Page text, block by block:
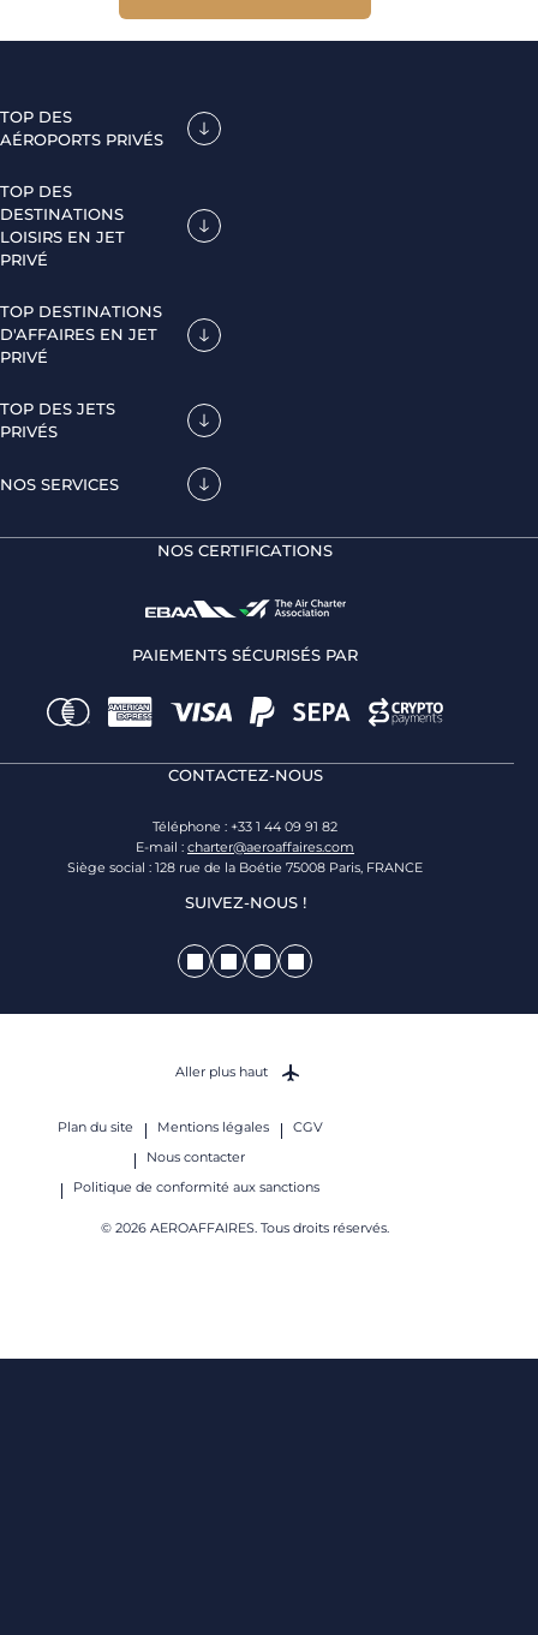
TOP DES
AÉROPORTS PRIVÉS
TOP DES
DESTINATIONS
LOISIRS EN JET
PRIVÉ
TOP DESTINATIONS
D'AFFAIRES EN JET
PRIVÉ
TOP DES JETS
PRIVÉS
NOS SERVICES
NOS CERTIFICATIONS
PAIEMENTS SÉCURISÉS PAR
CONTACTEZ-NOUS
Téléphone : +33 1 44 09 91 82
E-mail : charter@aeroaffaires.com
Siège social : 128 rue de la Boétie 75008 Paris, FRANCE
SUIVEZ-NOUS !
Plan du site Mentions légales
CGV
Nous contacter
Politique de conformité aux sanctions
© 2026 AEROAFFAIRES. Tous droits réservés.
Aller plus haut